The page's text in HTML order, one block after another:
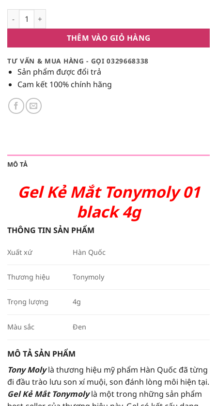
Gel Kẻ Mắt Tonymoly #01 black số lượng
THÊM VÀO GIỎ HÀNG
TƯ VẤN & MUA HÀNG - GỌI 0329668338
Sản phẩm được đổi trả
Cam kết 100% chính hãng
MÔ TẢ
Gel Kẻ Mắt Tonymoly 01
black 4g
THÔNG TIN SẢN PHẨM
Xuất xứ Hàn Quốc
Thương hiệu Tonymoly
Trọng lượng 4g
Màu sắc Đen
MÔ TẢ SẢN PHẨM
Tony Molylà thương hiệu mỹ phẩm Hàn Quốc đã từng
đi đầu trào lưu son xí muội, son đánh lòng môi hiện tại.
Gel Kẻ Mắt Tonymolylà một trong những sản phẩm